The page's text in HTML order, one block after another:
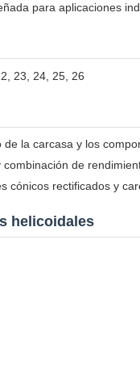
para aplicaciones
23, 24, 25, 26
la carcasa y los
de
cónicos rectificados y
helicoidales